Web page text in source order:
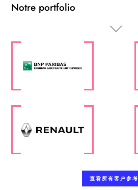
Notre portfolio
查看所有客户参考